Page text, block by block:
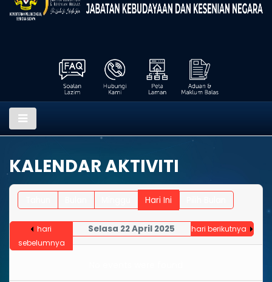
KALENDAR AKTIVITI
Hari Ini
hari
sebelumnya
Selasa 22 April 2025 hari berikutnya